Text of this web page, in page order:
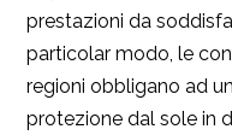
prestazioni da
particolar modo, le
regioni obbligano ad
protezione dal sole in